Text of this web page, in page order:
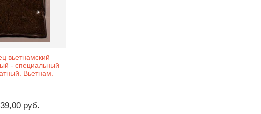
вьетнамский
- специальный
Вьетнам.
руб.